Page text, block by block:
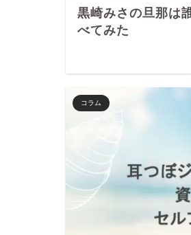
黒崎みさの旦那は
べてみた
コラム